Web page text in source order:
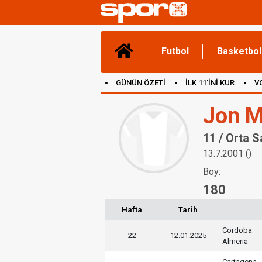
Futbol Basketbol
GÜNÜN ÖZETİ İLK 11'İNİ KUR
Jon
11 / Orta
13.7.2001 ()
Boy:
180
Hafta Tarih
22 12.01.2025
Cordoba
Almeria